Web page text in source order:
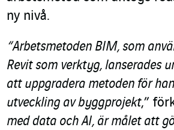
ny nivå.
“Arbetsmetoden BIM, som
Revit som verktyg, lanserades
att uppgradera metoden för
utveckling av byggprojekt,”
med data och AI, är målet att